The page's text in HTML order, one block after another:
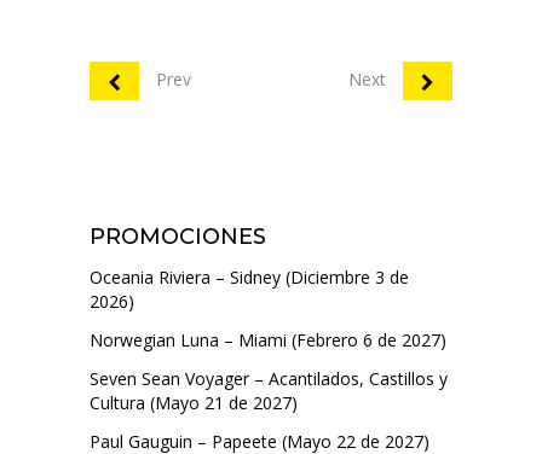
Prev Next
PROMOCIONES
Oceania Riviera – Sidney (Diciembre 3 de
2026)
Norwegian Luna – Miami (Febrero 6 de 2027)
Seven Sean Voyager – Acantilados, Castillos y
Cultura (Mayo 21 de 2027)
Paul Gauguin – Papeete (Mayo 22 de 2027)